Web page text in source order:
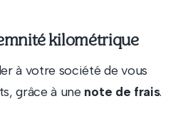
kilométrique
à votre société de vous
grâce à une note de frais.